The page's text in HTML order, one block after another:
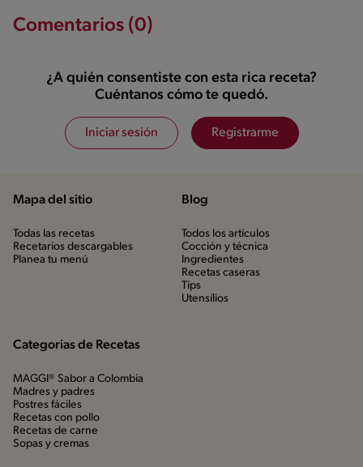
Comentarios (0)
¿A quién consentiste con esta rica receta?
Cuéntanos cómo te quedó.
Iniciar sesión Registrarme
Mapa del sitio
Todas las recetas
Recetarios descargables
Planea tu menú
Blog
Todos los artículos
Cocción y técnica
Ingredientes
Recetas caseras
Tips
Utensílios
Categorias de Recetas
MAGGI® Sabor a Colombia
Madres y padres
Postres fáciles
Recetas con pollo
Recetas de carne
Sopas y cremas